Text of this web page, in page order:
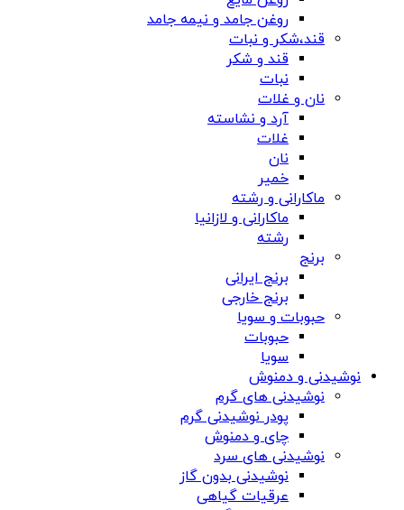
روغن جامد و نیمه جامد
قند،شکر و نبات
قند و شکر
نبات
نان و غلات
آرد و نشاسته
غلات
نان
خمیر
ماکارانی و رشته
ماکارانی و لازانیا
رشته
برنج
برنج ایرانی
برنج خارجی
حبوبات و سویا
حبوبات
سویا
نوشیدنی و دمنوش
نوشیدنی های گرم
پودر نوشیدنی گرم
چای و دمنوش
نوشیدنی های سرد
نوشیدنی بدون گاز
عرقیات گیاهی